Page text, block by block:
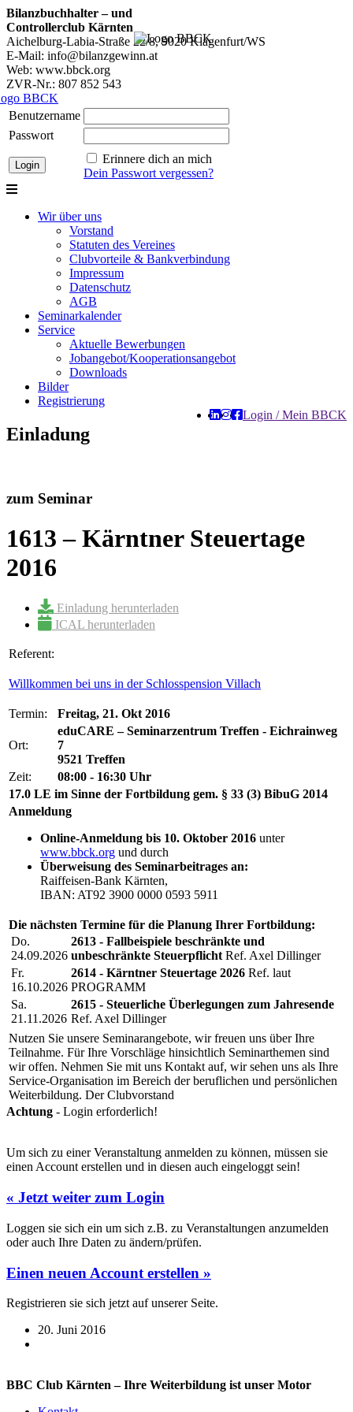
Bilanzbuchhalter – und
Controllerclub Kärnten
Aichelburg-Labia-Straße 22/8, 9020 Klagenfurt/WS
E-Mail: info@bilanzgewinn.at
Web: www.bbck.org
ZVR-Nr.: 807 852 543
Benutzername
Passwort
Erinnere dich an mich
Dein Passwort vergessen?
Wir über uns
Vorstand
Statuten des Vereines
Clubvorteile & Bankverbindung
Impressum
Datenschutz
AGB
Seminarkalender
Service
Aktuelle Bewerbungen
Jobangebot/Kooperationsangebot
Downloads
Bilder
Registrierung
Login / Mein BBCK
Einladung
zum Seminar
1613 – Kärntner Steuertage
2016
Einladung herunterladen
ICAL herunterladen
Referent:
Willkommen bei uns in der Schlosspension Villach
Termin: Freitag, 21. Okt 2016
Ort:
eduCARE – Seminarzentrum Treffen - Eichrainweg
7
9521 Treffen
Zeit:
08:00 - 16:30 Uhr
17.0 LE im Sinne der Fortbildung gem. § 33 (3) BibuG 2014
Anmeldung
Online-Anmeldung bis 10. Oktober 2016 unter
www.bbck.org und durch
Überweisung des Seminarbeitrages an:
Raiffeisen-Bank Kärnten,
IBAN: AT92 3900 0000 0593 5911
Die nächsten Termine für die Planung Ihrer Fortbildung:
Do.
24.09.2026
2613 - Fallbeispiele beschränkte und
unbeschränkte SteuerpflichtRef. Axel Dillinger
Fr.
16.10.2026
2614 - Kärntner Steuertage 2026 Ref. laut
PROGRAMM
Sa.
21.11.2026
2615 - Steuerliche Überlegungen zum Jahresende
Ref. Axel Dillinger
Nutzen Sie unsere Seminarangebote, wir freuen uns über Ihre
Teilnahme. Für Ihre Vorschläge hinsichtlich Seminarthemen sind
wir offen. Nehmen Sie mit uns Kontakt auf, wir sehen uns als Ihre
Service-Organisation im Bereich der beruflichen und persönlichen
Weiterbildung. Der Clubvorstand
Achtung - Login erforderlich!
Um sich zu einer Veranstaltung anmelden zu können, müssen sie
einen Account erstellen und in diesen auch eingeloggt sein!
« Jetzt weiter zum Login
Loggen sie sich ein um sich z.B. zu Veranstaltungen anzumelden
oder auch Ihre Daten zu ändern/prüfen.
Einen neuen Account erstellen »
Registrieren sie sich jetzt auf unserer Seite.
20. Juni 2016
BBC Club Kärnten – Ihre Weiterbildung ist unser Motor